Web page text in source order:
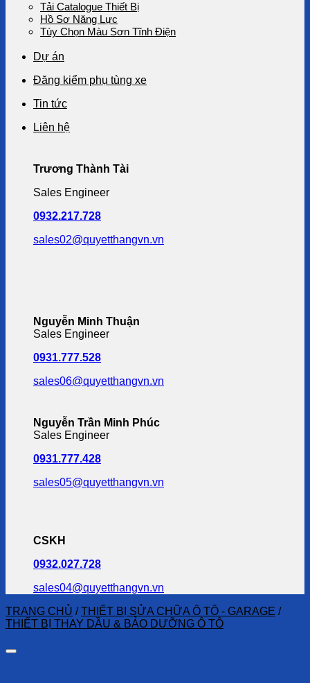
Tải Catalogue Thiết Bị
Hồ Sơ Năng Lực
Tùy Chọn Màu Sơn Tĩnh Điện
Dự án
Đăng kiểm phụ tùng xe
Tin tức
Liên hệ
Trương Thành Tài
Sales Engineer
0932.217.728
sales02@quyetthangvn.vn
Nguyễn Minh Thuận
Sales Engineer
0931.777.528
sales06@quyetthangvn.vn
Nguyễn Trần Minh Phúc
Sales Engineer
0931.777.428
sales05@quyetthangvn.vn
CSKH
0932.027.728
sales04@quyetthangvn.vn
TRANG CHỦ / THIẾT BỊ SỬA CHỮA Ô TÔ - GARAGE /
THIẾT BỊ THAY DẦU & BẢO DƯỠNG Ô TÔ